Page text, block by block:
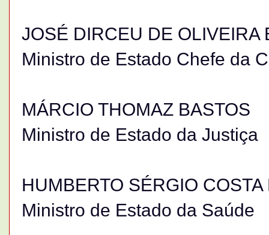
JOSÉ DIRCEU DE OLIVEIRA
Ministro de Estado Chefe da
MÁRCIO THOMAZ BASTOS
Ministro de Estado da Justiça
HUMBERTO SÉRGIO COSTA
Ministro de Estado da Saúde